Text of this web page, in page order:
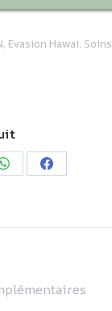
, Evasion Hawai, Soins
PartagerPartager